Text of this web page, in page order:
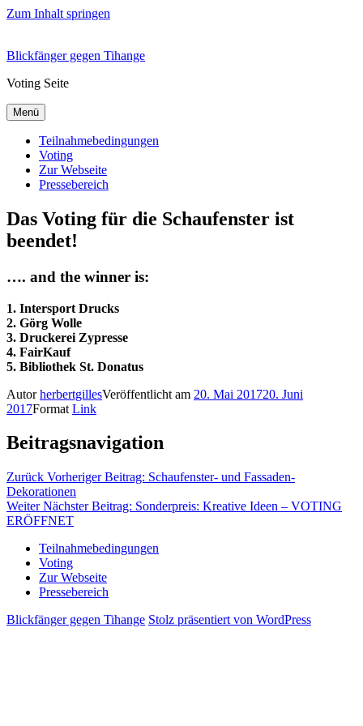
Zum Inhalt springen
Blickfänger gegen Tihange
Voting Seite
Menü
Teilnahmebedingungen
Voting
Zur Webseite
Pressebereich
Das Voting für die Schaufenster ist
beendet!
…. and the winner is:
1. Intersport Drucks
2. Görg Wolle
3. Druckerei Zypresse
4. FairKauf
5. Bibliothek St. Donatus
AutorherbertgillesVeröffentlicht am 20. Mai 201720. Juni
2017Format Link
Beitragsnavigation
Zurück Vorheriger Beitrag: Schaufenster- und Fassaden-
Dekorationen
Weiter Nächster Beitrag: Sonderpreis: Kreative Ideen – VOTING
ERÖFFNET
Teilnahmebedingungen
Voting
Zur Webseite
Pressebereich
Blickfänger gegen Tihange Stolz präsentiert von WordPress